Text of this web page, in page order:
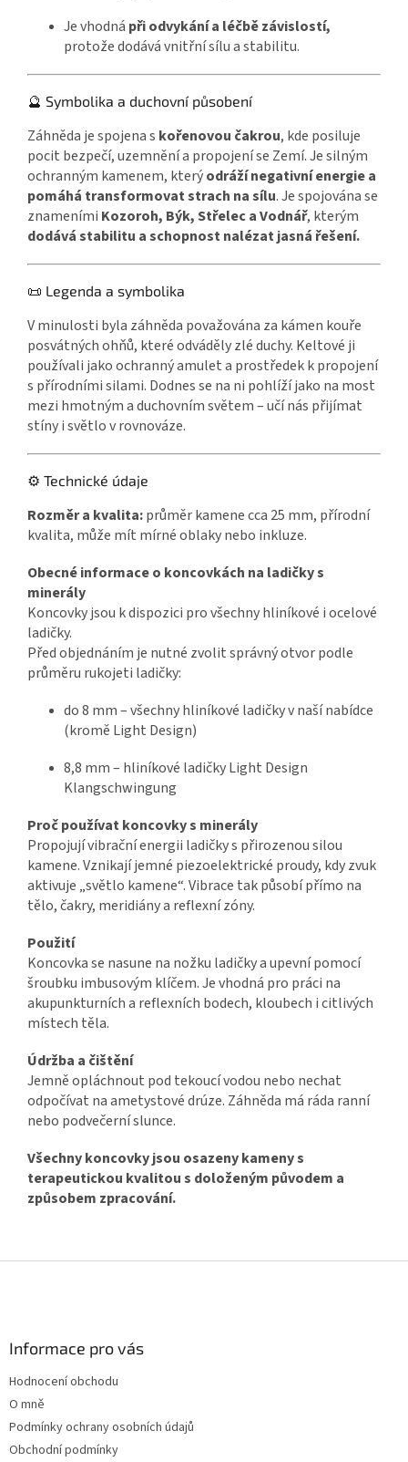
Je vhodná při odvykání a léčbě závislostí,
protože dodává vnitřní sílu a stabilitu.
🔮 Symbolika a duchovní působení
Záhněda je spojena s kořenovou čakrou, kde posiluje
pocit bezpečí, uzemnění a propojení se Zemí. Je silným
ochranným kamenem, kterýodráží negativní energie a
pomáhá transformovat strach na sílu. Je spojována se
znameními Kozoroh, Býk, Střelec a Vodnář, kterým
dodává stabilitu a schopnost nalézat jasná řešení.
📜 Legenda a symbolika
V minulosti byla záhněda považována za kámen kouře
posvátných ohňů, které odváděly zlé duchy. Keltové ji
používali jako ochranný amulet a prostředek k propojení
s přírodními silami. Dodnes se na ni pohlíží jako na most
mezi hmotným a duchovním světem – učí nás přijímat
stíny i světlo v rovnováze.
⚙️ Technické údaje
Rozměr a kvalita:průměr kamene cca 25 mm, přírodní
kvalita, může mít mírné oblaky nebo inkluze.
Obecné informace o koncovkách na ladičky s
minerály
Koncovky jsou k dispozici pro všechny hliníkové i ocelové
ladičky.
Před objednáním je nutné zvolit správný otvor podle
průměru rukojeti ladičky:
do 8 mm – všechny hliníkové ladičky v naší nabídce
(kromě Light Design)
8,8 mm – hliníkové ladičky Light Design
Klangschwingung
Proč používat koncovky s minerály
Propojují vibrační energii ladičky s přirozenou silou
kamene. Vznikají jemné piezoelektrické proudy, kdy zvuk
aktivuje „světlo kamene“. Vibrace tak působí přímo na
tělo, čakry, meridiány a reflexní zóny.
Použití
Koncovka se nasune na nožku ladičky a upevní pomocí
šroubku imbusovým klíčem. Je vhodná pro práci na
akupunkturních a reflexních bodech, kloubech i citlivých
místech těla.
Údržba a čištění
Jemně opláchnout pod tekoucí vodou nebo nechat
odpočívat na ametystové drúze. Záhněda má ráda ranní
nebo podvečerní slunce.
Všechny koncovky jsou osazeny kameny s
terapeutickou kvalitou s doloženým původem a
způsobem zpracování.
Informace pro vás
Hodnocení obchodu
O mně
Podmínky ochrany osobních údajů
Obchodní podmínky